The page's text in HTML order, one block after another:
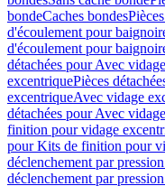
bondeCaches bondes
d'écoulement pour
d'écoulement pour
détachées pour Avec
excentriquePièces
excentriqueAvec vidage
détachées pour Avec
finition pour vidage
pour Kits de finition pour
déclenchement par
déclenchement par